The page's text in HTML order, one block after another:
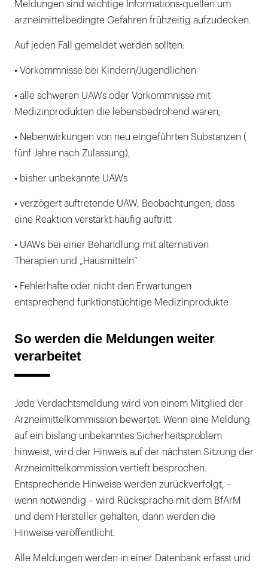
Meldungen sind wichtige Informations-quellen um
arzneimittelbedingte Gefahren frühzeitig aufzudecken.
Auf jeden Fall gemeldet werden sollten:
• Vorkommnisse bei Kindern/Jugendlichen
• alle schweren UAWs oder Vorkommnisse mit
Medizinprodukten die lebensbedrohend waren,
• Nebenwirkungen von neu eingeführten Substanzen (
fünf Jahre nach Zulassung),
• bisher unbekannte UAWs
• verzögert auftretende UAW, Beobachtungen, dass
eine Reaktion verstärkt häufig auftritt
• UAWs bei einer Behandlung mit alternativen
Therapien und „Hausmitteln“
• Fehlerhafte oder nicht den Erwartungen
entsprechend funktionstüchtige Medizinprodukte
So werden die Meldungen weiter
verarbeitet
Jede Verdachtsmeldung wird von einem Mitglied der
Arzneimittelkommission bewertet. Wenn eine Meldung
auf ein bislang unbekanntes Sicherheitsproblem
hinweist, wird der Hinweis auf der nächsten Sitzung der
Arzneimittelkommission vertieft besprochen.
Entsprechende Hinweise werden zurückverfolgt, –
wenn notwendig – wird Rücksprache mit dem BfArM
und dem Hersteller gehalten, dann werden die
Hinweise veröffentlicht.
Alle Meldungen werden in einer Datenbank erfasst und